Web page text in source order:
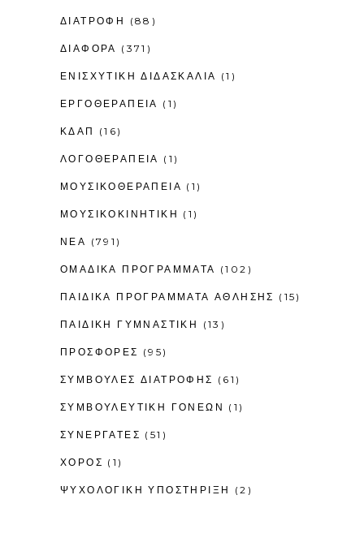
ΔΙΑΤΡΟΦΗ (88)
ΔΙΑΦΟΡΑ (371)
ΕΝΙΣΧΥΤΙΚΉ ΔΙΔΑΣΚΑΛΊΑ (1)
ΕΡΓΟΘΕΡΑΠΕΊΑ (1)
ΚΔΑΠ (16)
ΛΟΓΟΘΕΡΑΠΕΊΑ (1)
ΜΟΥΣΙΚΟΘΕΡΑΠΕΊΑ (1)
ΜΟΥΣΙΚΟΚΙΝΗΤΙΚΉ (1)
ΝΕΑ (791)
ΟΜΑΔΙΚΑ ΠΡΟΓΡΑΜΜΑΤΑ (102)
ΠΑΙΔΙΚΆ ΠΡΟΓΡΆΜΜΑΤΑ ΆΘΛΗΣΗΣ (15)
ΠΑΙΔΙΚΉ ΓΥΜΝΑΣΤΙΚΉ (13)
ΠΡΟΣΦΟΡΕΣ (95)
ΣΥΜΒΟΥΛΕΣ ΔΙΑΤΡΟΦΗΣ (61)
ΣΥΜΒΟΥΛΕΥΤΙΚΉ ΓΟΝΈΩΝ (1)
ΣΥΝΕΡΓΑΤΕΣ (51)
ΧΟΡΟΣ (1)
ΨΥΧΟΛΟΓΙΚΉ ΥΠΟΣΤΉΡΙΞΗ (2)